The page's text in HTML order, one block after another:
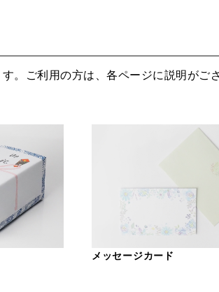
。ご利用の方は、各ページに説明がご
メッセージカード